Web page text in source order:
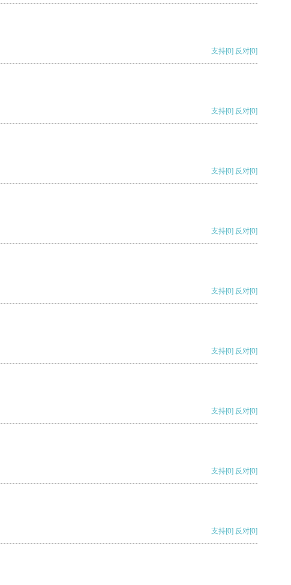
支持[0] 反对[0]
支持[0] 反对[0]
支持[0] 反对[0]
支持[0] 反对[0]
支持[0] 反对[0]
支持[0] 反对[0]
支持[0] 反对[0]
支持[0] 反对[0]
支持[0] 反对[0]